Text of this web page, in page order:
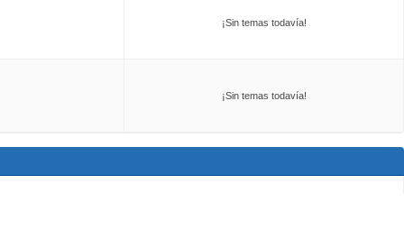
¡Sin temas todavía!
¡Sin temas todavía!